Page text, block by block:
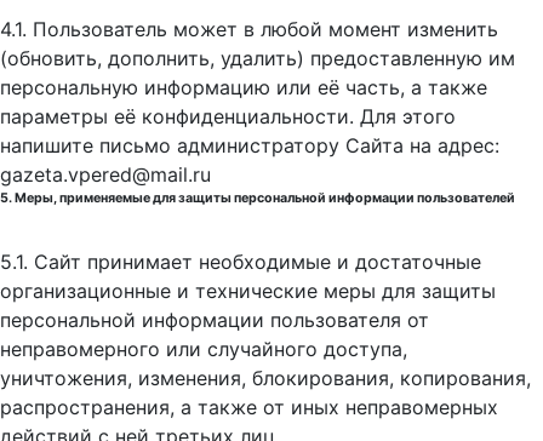
4.1. Пользователь может в любой момент изменить
(обновить, дополнить, удалить) предоставленную им
персональную информацию или её часть, а также
параметры её конфиденциальности. Для этого
напишите письмо администратору Сайта на адрес:
gazeta.vpered@mail.ru
5. Меры, применяемые для защиты персональной информации пользователей
5.1. Сайт принимает необходимые и достаточные
организационные и технические меры для защиты
персональной информации пользователя от
неправомерного или случайного доступа,
уничтожения, изменения, блокирования, копирования,
распространения, а также от иных неправомерных